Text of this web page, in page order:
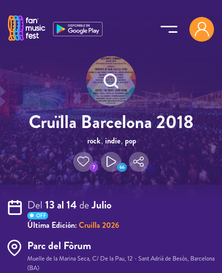
Cruïlla Barcelona 2018
rock, indie, pop
7 66
Del 13 al 14deJulio
OFF
Última Edición:Cruilla 2026
Parc del Fòrum
Muelle de la Marina Seca, C/ De la Pau, 12 - Sant Adrià de Besòs, Barcelona
(BA)